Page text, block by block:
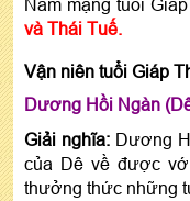
Nam mạng tuổi
và Thái Tuế.
Vận niên tuổi Giáp
Dương Hồi Ngàn
Giải nghĩa:Dương
của Dê về được
thưởng thức những